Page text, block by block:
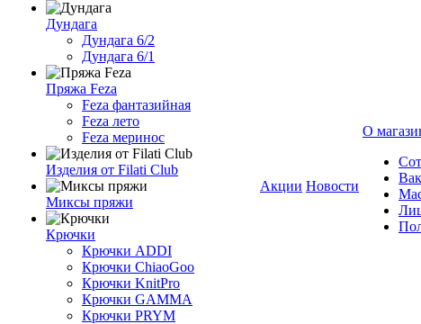
Дундага
Дундага 6/2
Дундага 6/1
Пряжа Feza
Feza фантазийная
Feza лето
Feza меринос
Изделия от Filati Club
Миксы пряжи
Крючки
Крючки ADDI
Крючки ChiaoGoo
Крючки KnitPro
Крючки GAMMA
Крючки PRYM
Акции Новости
О